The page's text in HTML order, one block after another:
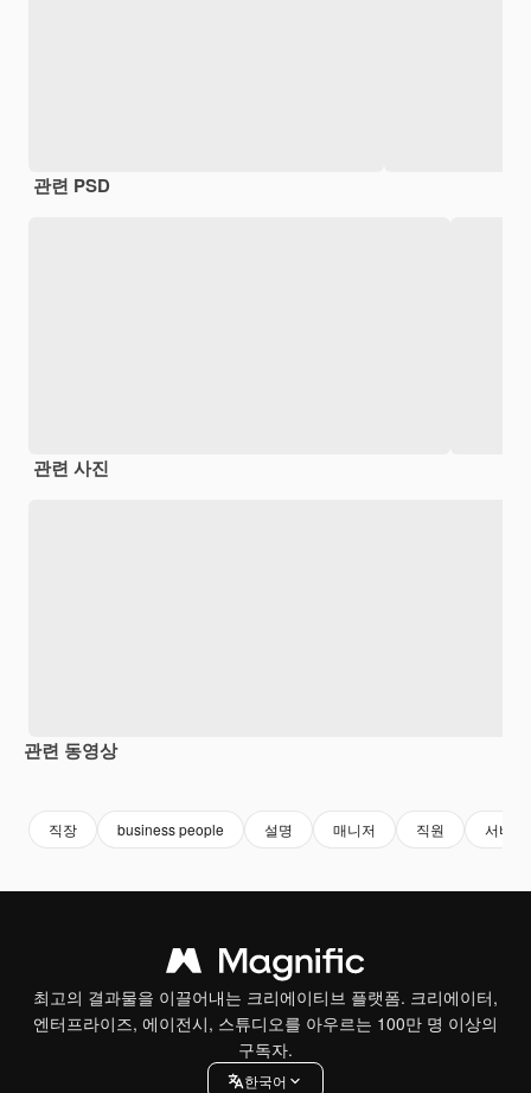
관련 PSD
관련 사진
관련 동영상
직장 business people 설명 매니저 직원 서비스
최고의 결과물을 이끌어내는 크리에이티브 플랫폼. 크리에이터,
엔터프라이즈, 에이전시, 스튜디오를 아우르는 100만 명 이상의
구독자.
한국어